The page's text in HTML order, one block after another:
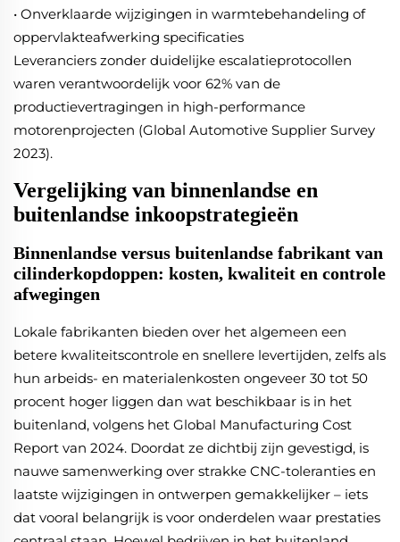
• Onverklaarde wijzigingen in warmtebehandeling of
oppervlakteafwerking specificaties
Leveranciers zonder duidelijke escalatieprotocollen
waren verantwoordelijk voor 62% van de
productievertragingen in high-performance
motorenprojecten (Global Automotive Supplier Survey
2023).
Vergelijking van binnenlandse en
buitenlandse inkoopstrategieën
Binnenlandse versus buitenlandse fabrikant van
cilinderkopdoppen: kosten, kwaliteit en controle
afwegingen
Lokale fabrikanten bieden over het algemeen een
betere kwaliteitscontrole en snellere levertijden, zelfs als
hun arbeids- en materialenkosten ongeveer 30 tot 50
procent hoger liggen dan wat beschikbaar is in het
buitenland, volgens het Global Manufacturing Cost
Report van 2024. Doordat ze dichtbij zijn gevestigd, is
nauwe samenwerking over strakke CNC-toleranties en
laatste wijzigingen in ontwerpen gemakkelijker – iets
dat vooral belangrijk is voor onderdelen waar prestaties